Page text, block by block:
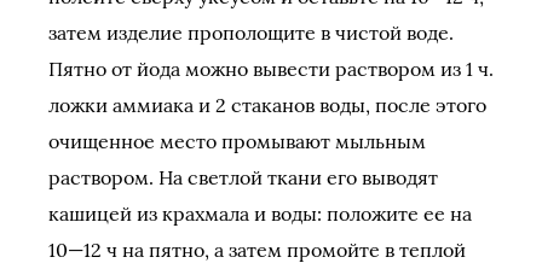
затем изделие прополощите в чистой воде.
Пятно от йода можно вывести раствором из 1 ч.
ложки аммиака и 2 стаканов воды, после этого
очищенное место промывают мыльным
раствором. На светлой ткани его выводят
кашицей из крахмала и воды: положите ее на
10—12 ч на пятно, а затем промойте в теплой